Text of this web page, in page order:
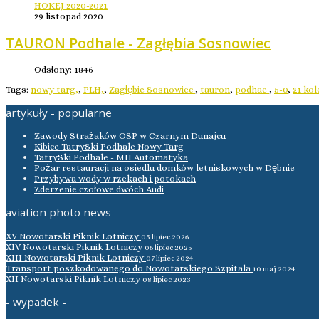
HOKEJ 2020-2021
29 listopad 2020
TAURON Podhale - Zagłębia Sosnowiec
Odsłony: 1846
Tags: nowy targ,, PLH,, Zagłębie Sosnowiec , tauron, podhae , 5-0, 21
artykuły - popularne
Zawody Strażaków OSP w Czarnym Dunajcu
Kibice TatrySki Podhale Nowy Targ
TatrySki Podhale - MH Automatyka
Pożar restauracji na osiedlu domków letniskowych w Dębnie
Przybywa wody w rzekach i potokach
Zderzenie czołowe dwóch Audi
aviation photo news
XV Nowotarski Piknik Lotniczy 05 lipiec 2026
XIV Nowotarski Piknik Lotniczy 06 lipiec 2025
XIII Nowotarski Piknik Lotniczy 07 lipiec 2024
Transport poszkodowanego do Nowotarskiego Szpitala 10 maj 2024
XII Nowotarski Piknik Lotniczy 08 lipiec 2023
- wypadek -